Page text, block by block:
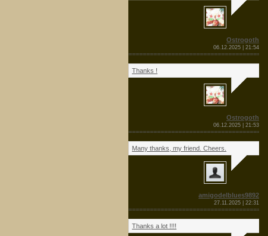
Ostrogoth
06.12.2025 | 21:54
Thanks !
Ostrogoth
06.12.2025 | 21:53
Many thanks, my friend. Cheers.
amigodelblues9892
27.11.2025 | 22:31
Thanks a lot !!!!